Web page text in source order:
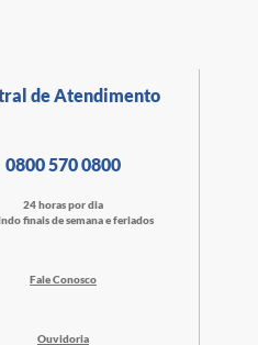
de Atendimento
0800 570 0800
24 horas por dia
finais de semana e feriados
Fale Conosco
Ouvidoria